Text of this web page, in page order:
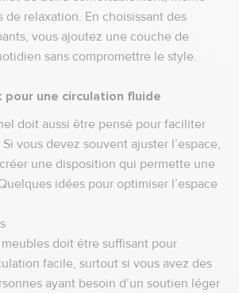
de relaxation. En choisissant des
vous ajoutez une couche de
sans compromettre le style.
pour une circulation fluide
doit aussi être pensé pour faciliter
vous devez souvent ajuster l’espace,
une disposition qui permette une
idées pour optimiser l’espace
meubles doit être suffisant pour
facile, surtout si vous avez des
ayant besoin d’un soutien léger